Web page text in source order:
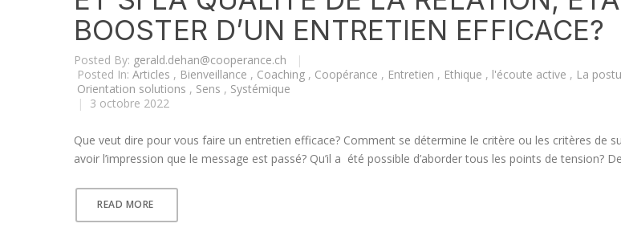
BOOSTER D’UN ENTRETIEN EFFICACE?
Posted By: gerald.dehan@cooperance.ch
|
Posted In: Articles , Bienveillance , Coaching , Coopérance , Entretien , Ethique , l'écoute active , La
Orientation solutions , Sens , Systémique
|
3 octobre 2022
Que veut dire pour vous faire un entretien efficace? Comment se détermine le critère ou les critères de
avoir l’impression que le message est passé? Qu’il a été possible d’aborder tous les points de tension?
READ MORE